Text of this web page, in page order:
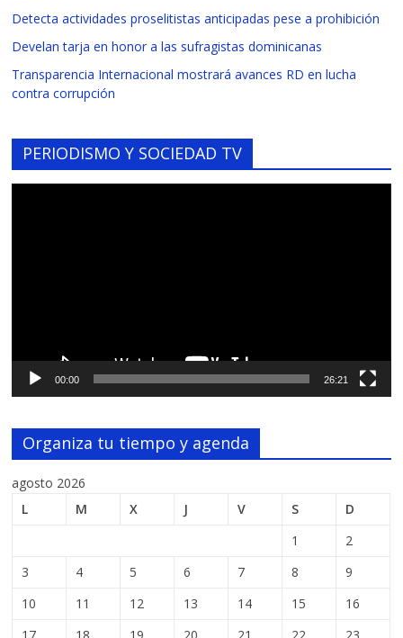
Detecta actividades proselitistas anticipadas pese a prohibición
Develan tarja en honor a las sufragistas dominicanas
Transparencia Internacional mostrará avances RD en lucha
contra corrupción
PERIODISMO Y SOCIEDAD TV
00:00 26:21
Organiza tu tiempo y agenda
agosto 2026
L
M X J V S
D
1
2
3
4 5 6 7 8
9
10
11 12 13 14 15
16